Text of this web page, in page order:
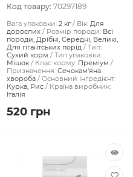
Код товару: 70297189
Вага упаковки: 2 кг Вік: Для
дорослих
Розмір породи: Всі
породи, Дрібні, Середні, Великі,
Для гігантських порід
Тип:
Сухий корм
Тип упаковки:
Мішок
Клас корму: Преміум
Призначення: Сечокам'яна
хвороба
Основний інгредієнт:
Курка, Рис
Країна виробник:
Італія
520 грн